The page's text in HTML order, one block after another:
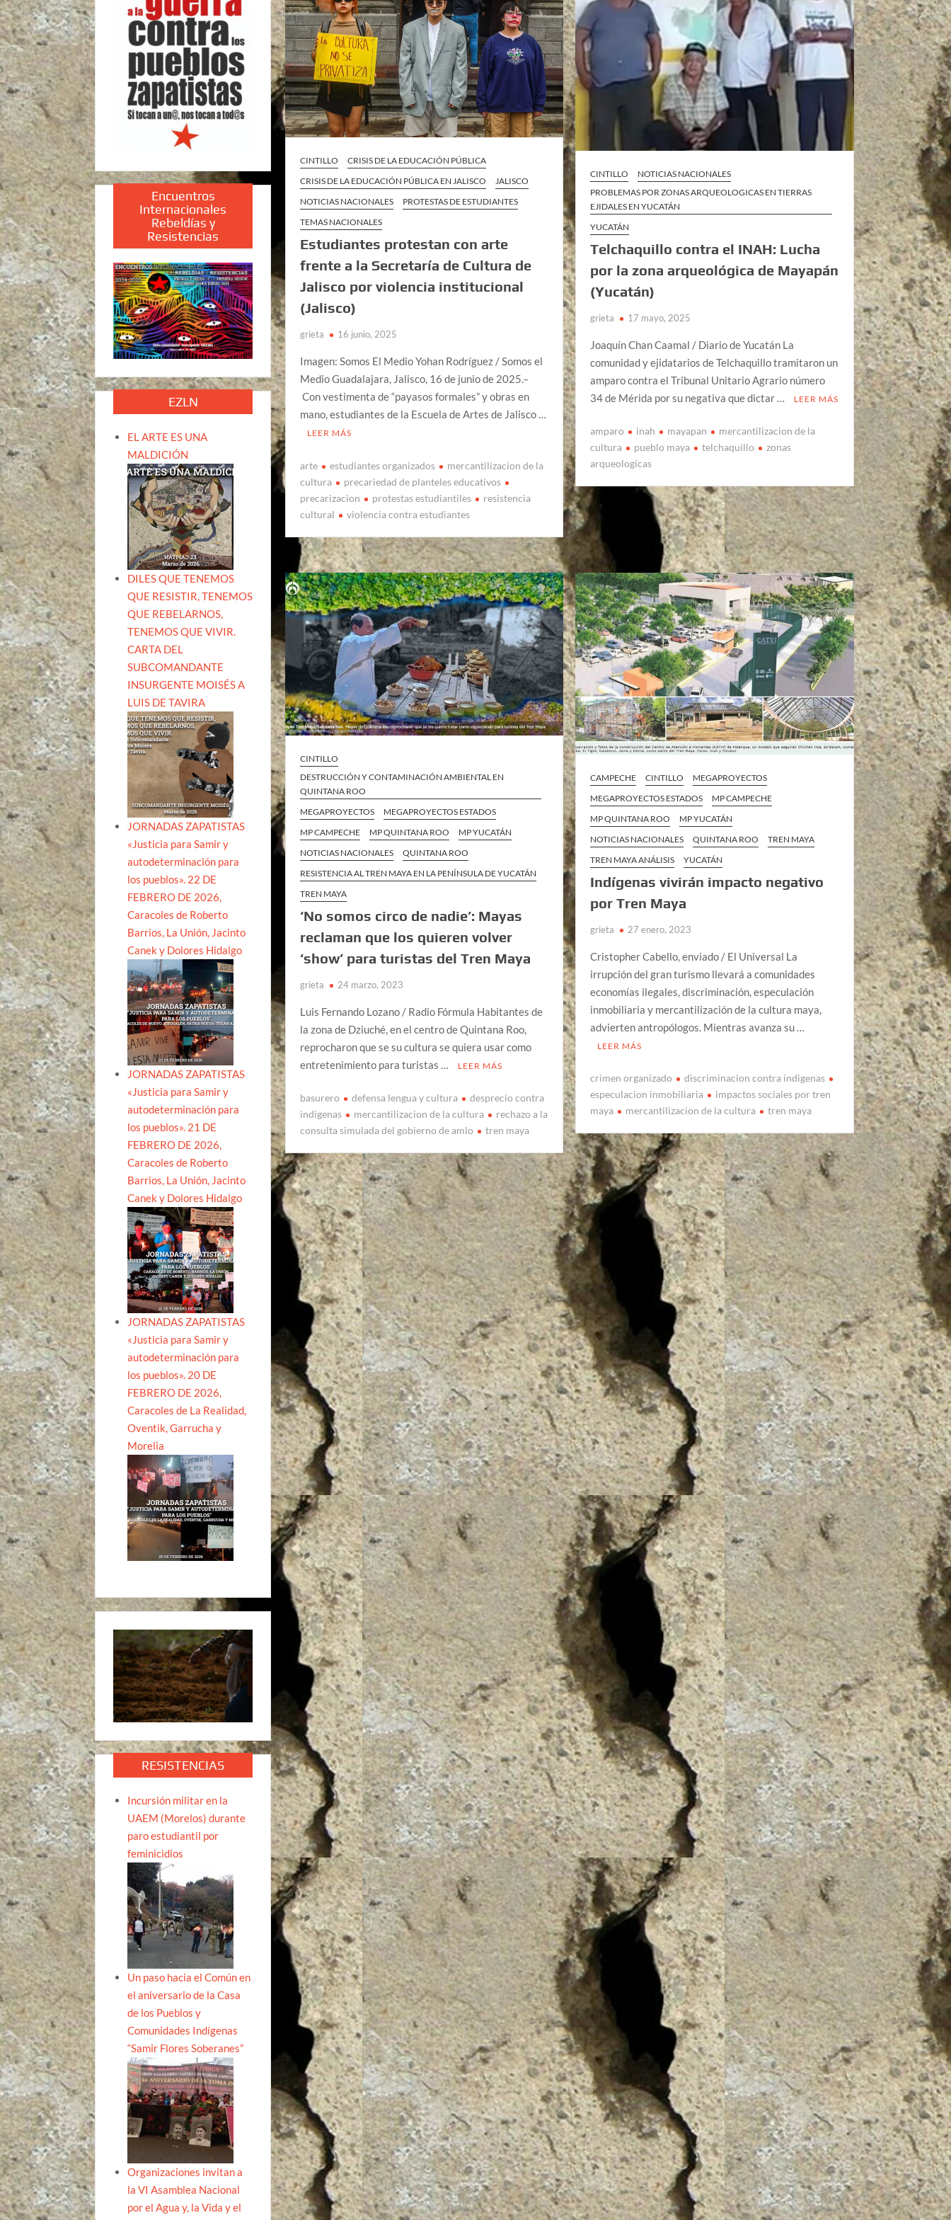
CINTILLO
CRISIS DE LA EDUCACIÓN PÚBLICA
CRISIS DE LA EDUCACIÓN PÚBLICA EN JALISCO
JALISCO
NOTICIAS NACIONALES
PROTESTAS DE ESTUDIANTES
TEMAS NACIONALES
Estudiantes protestan con arte
frente a la Secretaría de Cultura de
Jalisco por violencia institucional
(Jalisco)
grieta 16 junio, 2025
Imagen: Somos El Medio Yohan Rodríguez / Somos el
Medio Guadalajara, Jalisco, 16 de junio de 2025.–
Con vestimenta de “payasos formales” y obras en
mano, estudiantes de la Escuela de Artes de Jalisco …
LEER MÁS
arte estudiantes organizados
mercantilizacion de la
cultura
precariedad de planteles educativos
precarizacion
protestas estudiantiles
resistencia
cultural
violencia contra estudiantes
CINTILLO
NOTICIAS NACIONALES
PROBLEMAS POR ZONAS ARQUEOLOGICAS EN TIERRAS
EJIDALES EN YUCATÁN
YUCATÁN
Telchaquillo contra el INAH: Lucha
por la zona arqueológica de Mayapán
(Yucatán)
grieta 17 mayo, 2025
Joaquín Chan Caamal / Diario de Yucatán La
comunidad y ejidatarios de Telchaquillo tramitaron un
amparo contra el Tribunal Unitario Agrario número
34 de Mérida por su negativa que dictar …
LEER MÁS
amparo inah mayapan
mercantilizacion de la
cultura
pueblo maya telchaquillo
zonas
arqueologicas
CINTILLO
DESTRUCCIÓN Y CONTAMINACIÓN AMBIENTAL EN
QUINTANA ROO
MEGAPROYECTOS
MEGAPROYECTOS ESTADOS
MP CAMPECHE
MP QUINTANA ROO
MP YUCATÁN
NOTICIAS NACIONALES
QUINTANA ROO
RESISTENCIA AL TREN MAYA EN LA PENÍNSULA DE YUCATÁN
TREN MAYA
‘No somos circo de nadie’: Mayas
reclaman que los quieren volver
‘show’ para turistas del Tren Maya
grieta 24 marzo, 2023
Luis Fernando Lozano / Radio Fórmula Habitantes de
la zona de Dziuché, en el centro de Quintana Roo,
reprocharon que se su cultura se quiera usar como
entretenimiento para turistas …
LEER MÁS
basurero defensa lengua y cultura
desprecio contra
indigenas
mercantilizacion de la cultura
rechazo a la
consulta simulada del gobierno de amlo
tren maya
CAMPECHE CINTILLO
MEGAPROYECTOS
MEGAPROYECTOS ESTADOS
MP CAMPECHE
MP QUINTANA ROO
MP YUCATÁN
NOTICIAS NACIONALES
QUINTANA ROO
TREN MAYA
TREN MAYA ANÁLISIS
YUCATÁN
Indígenas vivirán impacto negativo
por Tren Maya
grieta 27 enero, 2023
Cristopher Cabello, enviado / El Universal La
irrupción del gran turismo llevará a comunidades
economías ilegales, discriminación, especulación
inmobiliaria y mercantilización de la cultura maya,
advierten antropólogos. Mientras avanza su …
LEER MÁS
crimen organizado
discriminacion contra indigenas
especulacion inmobiliaria
impactos sociales por tren
maya
mercantilizacion de la cultura tren maya
Encuentros
Internacionales
Rebeldías y
Resistencias
EZLN
EL ARTE ES UNA
MALDICIÓN
DILES QUE TENEMOS
QUE RESISTIR, TENEMOS
QUE REBELARNOS,
TENEMOS QUE VIVIR.
CARTA DEL
SUBCOMANDANTE
INSURGENTE MOISÉS A
LUIS DE TAVIRA
JORNADAS ZAPATISTAS
«Justicia para Samir y
autodeterminación para
los pueblos». 22 DE
FEBRERO DE 2026,
Caracoles de Roberto
Barrios, La Unión, Jacinto
Canek y Dolores Hidalgo
JORNADAS ZAPATISTAS
«Justicia para Samir y
autodeterminación para
los pueblos». 21 DE
FEBRERO DE 2026,
Caracoles de Roberto
Barrios, La Unión, Jacinto
Canek y Dolores Hidalgo
JORNADAS ZAPATISTAS
«Justicia para Samir y
autodeterminación para
los pueblos». 20 DE
FEBRERO DE 2026,
Caracoles de La Realidad,
Oventik, Garrucha y
Morelia
RESISTENCIAS
Incursión militar en la
UAEM (Morelos) durante
paro estudiantil por
feminicidios
Un paso hacia el Común en
el aniversario de la Casa
de los Pueblos y
Comunidades Indígenas
“Samir Flores Soberanes”
Organizaciones invitan a
la VI Asamblea Nacional
por el Agua y, la Vida y el